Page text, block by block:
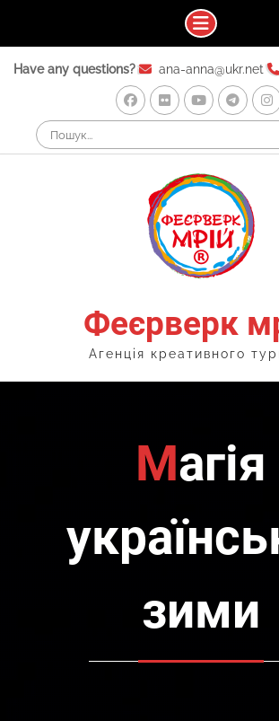
Have any questions? ana-anna@ukr.net
Facebook
FlickrYoutube
for:
Феєрверк
Агенція креативного
Магія
зими